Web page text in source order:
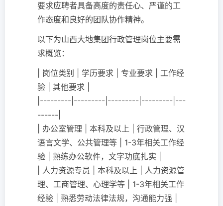
要求应聘者具备高度的责任心、严谨的工
作态度和良好的团队协作精神。
以下为山西大地集团行政管理岗位主要需
求概览：
| 岗位类别 | 学历要求 | 专业要求 | 工作经
验 | 其他要求 |
|---------|---------|---------|---------|---
------|
| 办公室管理 | 本科及以上 | 行政管理、汉
语言文学、公共管理等 | 1-3年相关工作经
验 | 熟练办公软件，文字功底扎实 |
| 人力资源专员 | 本科及以上 | 人力资源管
理、工商管理、心理学等 | 1-3年相关工作
经验 | 熟悉劳动法律法规，沟通能力强 |